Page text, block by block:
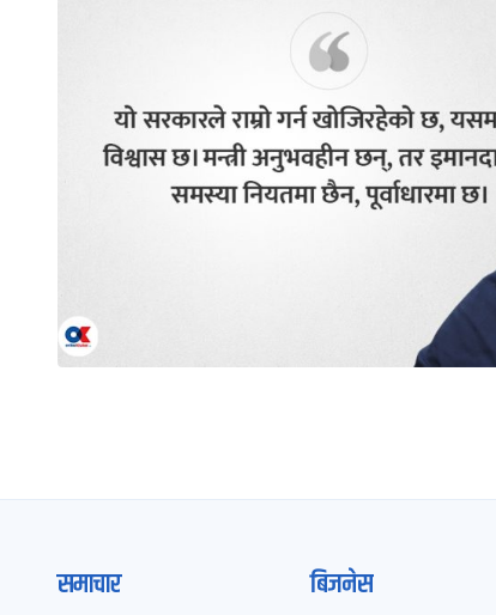
समाचार बिजनेस